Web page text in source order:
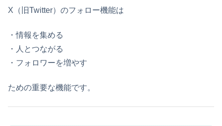
X（旧Twitter）のフォロー機能は
・情報を集める
・人とつながる
・フォロワーを増やす
ための重要な機能です。